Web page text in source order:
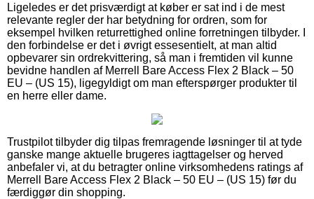
Ligeledes er det prisværdigt at køber er sat ind i de mest
relevante regler der har betydning for ordren, som for
eksempel hvilken returrettighed online forretningen tilbyder. I
den forbindelse er det i øvrigt essesentielt, at man altid
opbevarer sin ordrekvittering, så man i fremtiden vil kunne
bevidne handlen af Merrell Bare Access Flex 2 Black – 50
EU – (US 15), ligegyldigt om man efterspørger produkter til
en herre eller dame.
Trustpilot tilbyder dig tilpas fremragende løsninger til at tyde
ganske mange aktuelle brugeres iagttagelser og herved
anbefaler vi, at du betragter online virksomhedens ratings af
Merrell Bare Access Flex 2 Black – 50 EU – (US 15) før du
færdiggør din shopping.